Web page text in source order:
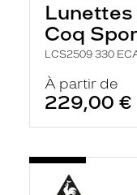
Lunettes
Coq
LCS2509 330
À partir de
229,00 €